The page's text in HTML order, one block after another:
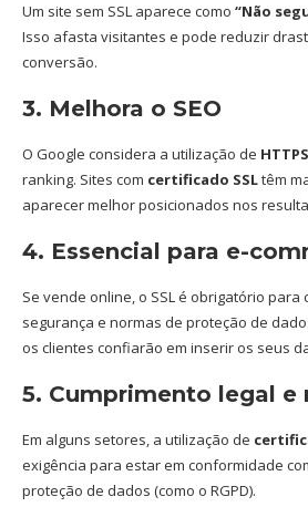
Um site sem SSL aparece como “Não
Isso afasta visitantes e pode reduzir
conversão.
3. Melhora o SEO
O Google considera a utilização de HTTPS
ranking. Sites com certificado SSLtêm
aparecer melhor posicionados nos
4. Essencial para e-
Se vende online, o SSL é obrigatório
segurança e normas de proteção de
os clientes confiarão em inserir os seus
5. Cumprimento legal e
Em alguns setores, a utilização de
exigência para estar em conformidade
proteção de dados (como o RGPD).